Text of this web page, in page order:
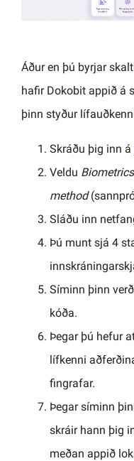
Áður en þú byrjar
hafir Dokobit appið á
þinn styður
Skráðu þig inn á
Veldu Biometrics
method
Sláðu inn
Þú munt sjá 4
Síminn þinn
kóða.
Þegar þú hefur
lífkenni
fingrafar.
Þegar síminn
skráir hann þig
meðan appið